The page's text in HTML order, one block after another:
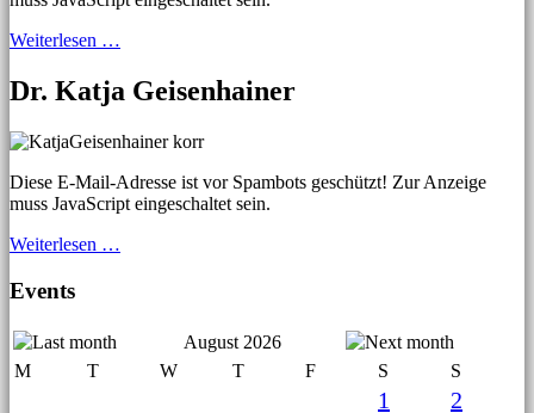
Weiterlesen …
Dr. Katja Geisenhainer
Diese E-Mail-Adresse ist vor Spambots geschützt! Zur Anzeige
muss JavaScript eingeschaltet sein.
Weiterlesen …
Events
August 2026
M T W T F S S
1
2